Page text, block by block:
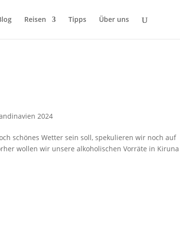
Reisen Tipps Über uns
2024
schönes Wetter sein soll, spekulieren wir noch auf
wollen wir unsere alkoholischen Vorräte in Kiruna